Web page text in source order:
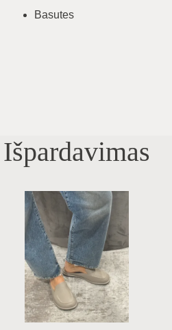
Basutes
Išpardavimas